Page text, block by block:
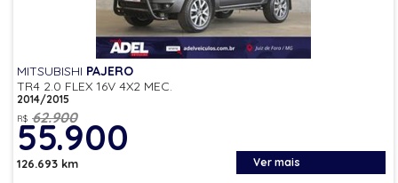
MITSUBISHI PAJERO
TR4 2.0 FLEX 16V 4X2 MEC.
2014/2015
R$ 62.900
55.900
Ver mais
126.693 km